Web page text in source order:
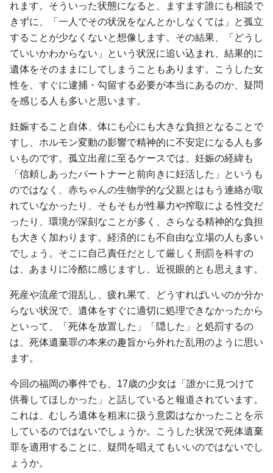
れます。そういった状態になると、ますます誰にも相談で
きずに、「一人でその状況をなんとかしなくては」と孤立
することが少なくないと想像します。その結果、「どうし
ていいかわからない」という状況に追い込まれ、結果的に
遺体をそのままにしてしまうこともあります。こうした女
性を、すぐに逮捕・勾留する必要が本当にあるのか、疑問
を感じる人も多いと思います。
妊娠すること自体、体にも心にも大きな負担となることで
すし、ホルモン変動の影響で精神的に不安定になる人も多
いものです。孤立出産に至るケースでは、妊娠の経緯も
「信頼しあったパートナーと前向きに妊活した」というも
のではなく、赤ちゃんの生物学的な父親とはもう連絡が取
れていなかったり、そもそもが性暴力や搾取による性交だ
ったり、環境が深刻なことが多く、さらなる精神的な負担
も大きく加わります。経済的にも不自由な立場の人も多い
でしょう。そこに自己責任だとして厳しく刑罰を科すの
は、あまりに冷酷に感じますし、近視眼的とも思えます。
死産や流産で混乱し、疲れ果て、どうすればいいのか分か
らない状況で、遺体をすぐに適切に処理できなかったから
といって、「死体を放置した」「隠した」と処罰するの
は、死体遺棄罪の本来の趣旨から外れた乱用のように思い
ます。
今回の福岡の事件でも、17歳の少女は「誰かに見つけて
供養してほしかった」と話していると報道されています。
これは、むしろ遺体を粗末に扱う意図はなかったことを示
しているのではないでしょうか。こうした状況で死体遺棄
罪を適用することに、疑問を唱えてもいいのではないでし
ょうか。